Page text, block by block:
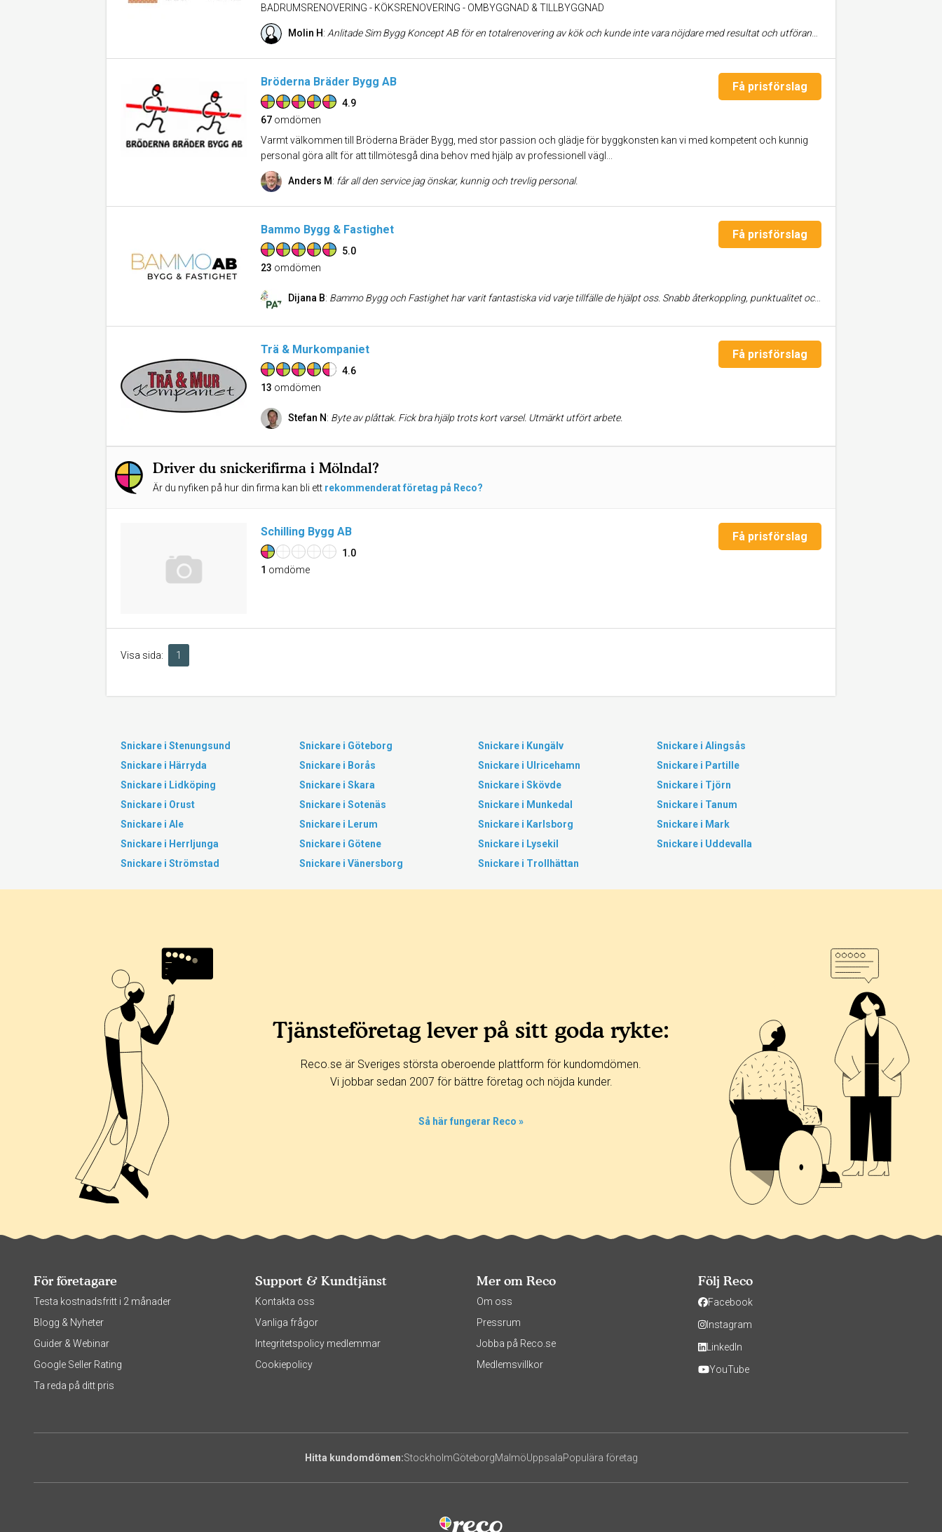
BADRUMSRENOVERING - KÖKSRENOVERING - OMBYGGNAD & TILLBYGGNAD
Molin H: Anlitade Sim Bygg Koncept AB för en totalrenovering av kök och kunde inte vara nöjdare med resultat och utförande! Hela teamet är otroligt professionella, serviceinriktade och tillmötesgående. De var lyhörda för våra önskemål men kom också med ärlig feedback och förslag för att renoveringen skulle bli så bra som möjligt. Mirko och hans team är genuint mån om sina kunder. De fanns alltid tillgänglig för frågor och visade ett stort engagemang genom hela processen. Bättre bemötande går inte att hitta! Kan varmt rekommendera Sim Bygg Koncept!
Bröderna Bräder Bygg AB
4.9
67 omdömen
Få prisförslag
Varmt välkommen till Bröderna Bräder Bygg, med stor passion och glädje för byggkonsten kan vi med kompetent och kunnig
personal göra allt för att tillmötesgå dina behov med hjälp av professionell vägl...
Anders M: får all den service jag önskar, kunnig och trevlig personal.
Bammo Bygg & Fastighet
5.0
23 omdömen
Få prisförslag
Dijana B: Bammo Bygg och Fastighet har varit fantastiska vid varje tillfälle de hjälpt oss. Snabb återkoppling, punktualitet och problemlösning är deras styrka. Vi är supernöjda med deras service och ser fram emot fortsatt samarbete.
Trä & Murkompaniet
4.6
13 omdömen
Få prisförslag
Stefan N: Byte av plåttak. Fick bra hjälp trots kort varsel. Utmärkt utfört arbete.
Driver du snickerifirma i Mölndal?
Är du nyfiken på hur din firma kan bli ett rekommenderat företag på Reco?
Schilling Bygg AB
1.0
1 omdöme
Få prisförslag
Visa sida: 1
Snickare i Stenungsund Snickare i Göteborg Snickare i Kungälv
Snickare i Alingsås
Snickare i Härryda
Snickare i Borås Snickare i Ulricehamn
Snickare i Partille
Snickare i Lidköping
Snickare i Skara Snickare i Skövde
Snickare i Tjörn
Snickare i Orust
Snickare i Sotenäs Snickare i Munkedal
Snickare i Tanum
Snickare i Ale
Snickare i Lerum Snickare i Karlsborg
Snickare i Mark
Snickare i Herrljunga
Snickare i Götene Snickare i Lysekil
Snickare i Uddevalla
Snickare i Strömstad
Snickare i Vänersborg Snickare i Trollhättan
Tjänsteföretag lever på sitt goda rykte:
Reco.se är Sveriges största oberoende plattform för kundomdömen.
Vi jobbar sedan 2007 för bättre företag och nöjda kunder.
Så här fungerar Reco »
För företagare
Testa kostnadsfritt i 2 månader
Blogg & Nyheter
Guider & Webinar
Google Seller Rating
Ta reda på ditt pris
Support & Kundtjänst
Kontakta oss
Vanliga frågor
Integritetspolicy medlemmar
Cookiepolicy
Mer om Reco
Om oss
Pressrum
Jobba på Reco.se
Medlemsvillkor
Följ Reco
Facebook
Instagram
LinkedIn
YouTube
Hitta kundomdömen:StockholmGöteborgMalmöUppsalaPopulära företag